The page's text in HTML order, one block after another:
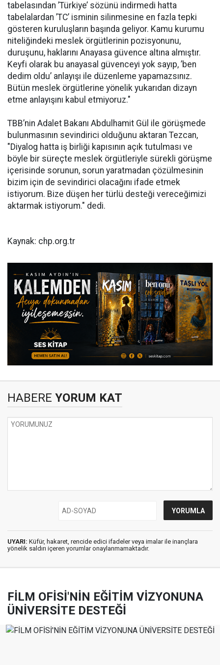
tabelasından ’Türkiye’ sözünü indirmedi hatta
tabelalardan ’TC’ isminin silinmesine en fazla tepki
gösteren kuruluşların başında geliyor. Kamu kurumu
niteliğindeki meslek örgütlerinin pozisyonunu,
duruşunu, haklarını Anayasa güvence altına almıştır.
Keyfi olarak bu anayasal güvenceyi yok sayıp, ’ben
dedim oldu’ anlayışı ile düzenleme yapamazsınız.
Bütün meslek örgütlerine yönelik yukarıdan dizayn
etme anlayışını kabul etmiyoruz."
TBB’nin Adalet Bakanı Abdulhamit Gül ile görüşmede
bulunmasının sevindirici olduğunu aktaran Tezcan,
"Diyalog hatta iş birliği kapısının açık tutulması ve
böyle bir süreçte meslek örgütleriyle sürekli görüşme
içerisinde sorunun, sorun yaratmadan çözülmesinin
bizim için de sevindirici olacağını ifade etmek
istiyorum. Bize düşen her türlü desteği vereceğimizi
aktarmak istiyorum." dedi.
Kaynak: chp.org.tr
HABERE YORUM KAT
UYARI: Küfür, hakaret, rencide edici ifadeler veya imalar ile inançlara
yönelik saldırı içeren yorumlar onaylanmamaktadır.
FİLM OFİSİ'NİN EĞİTİM VİZYONUNA
ÜNİVERSİTE DESTEĞİ